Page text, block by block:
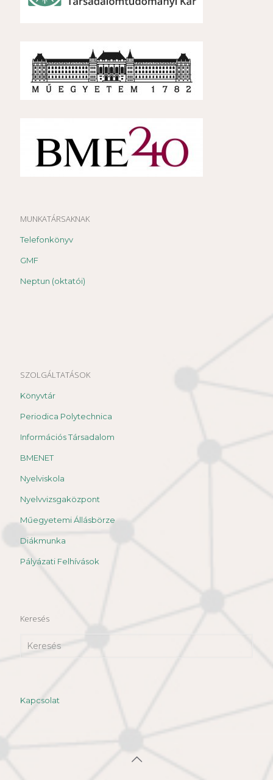
MUNKATÁRSAKNAK
Telefonkönyv
GMF
Neptun (oktatói)
SZOLGÁLTATÁSOK
Könyvtár
Periodica Polytechnica
Információs Társadalom
BMENET
Nyelviskola
Nyelvvizsgaközpont
Műegyetemi Állásbörze
Diákmunka
Pályázati Felhívások
Keresés
Kapcsolat